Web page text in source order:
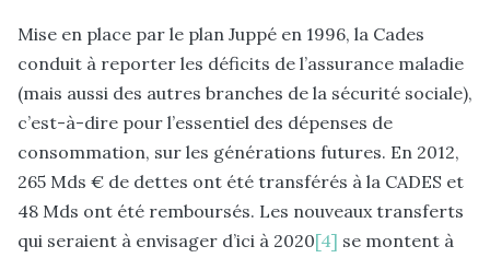
Mise en place par le plan Juppé en 1996, la Cades
conduit à reporter les déficits de l’assurance maladie
(mais aussi des autres branches de la sécurité sociale),
c’est-à-dire pour l’essentiel des dépenses de
consommation, sur les générations futures. En 2012,
265 Mds € de dettes ont été transférés à la CADES et
48 Mds ont été remboursés. Les nouveaux transferts
qui seraient à envisager d’ici à 2020[4] se montent à